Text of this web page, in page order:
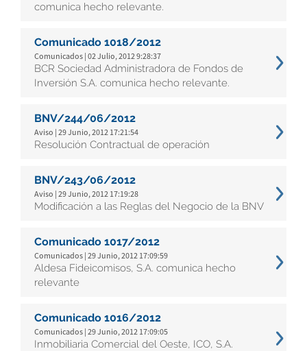
comunica hecho relevante.
Comunicado 1018/2012
Comunicados | 02 Julio, 2012 9:28:37
BCR Sociedad Administradora de Fondos de
Inversión S.A. comunica hecho relevante.
BNV/244/06/2012
Aviso | 29 Junio, 2012 17:21:54
Resolución Contractual de operación
BNV/243/06/2012
Aviso | 29 Junio, 2012 17:19:28
Modificación a las Reglas del Negocio de la BNV
Comunicado 1017/2012
Comunicados | 29 Junio, 2012 17:09:59
Aldesa Fideicomisos, S.A. comunica hecho
relevante
Comunicado 1016/2012
Comunicados | 29 Junio, 2012 17:09:05
Inmobiliaria Comercial del Oeste, ICO, S.A.